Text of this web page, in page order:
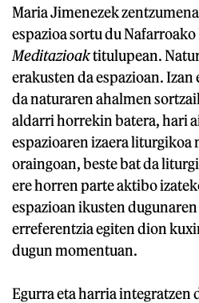
Maria Jimenezek
espazioa sortu du
Meditazioaktitulupean.
erakusten da espazioan.
da naturaren ahalmen
aldarri horrekin batera, hari
espazioaren izaera liturgikoa
oraingoan, beste bat da
ere horren parte aktibo
espazioan ikusten
erreferentzia egiten dion
dugun momentuan.
Egurra eta harria integratzen